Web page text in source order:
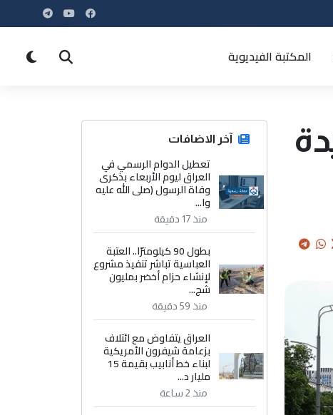
المكتبة الفيديوية
جديدة
آخر الاضافات
تعطيل الدوام الرسمي في
العراق ليوم الأربعاء بذكرى
وفاة الرسول (صلى الله عليه
وا...
منذ 17 دقيقة
بطول 90 كيلومترًا.. العتبة
العباسية تباشر تنفيذ مشروع
لإنشاء حزام أخضر بمليون
شج...
منذ 59 دقيقة
العراق يتفاوض مع ائتلاف
بزعامة شيفرون الأمريكية
لبناء خط أنابيب بقيمة 15
مليار د...
منذ 2 ساعة